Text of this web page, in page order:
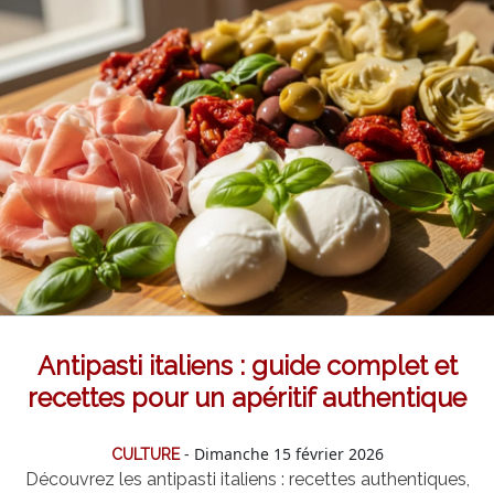
Antipasti italiens : guide complet et
recettes pour un apéritif authentique
CULTURE- Dimanche 15 février 2026
Découvrez les antipasti italiens : recettes authentiques,